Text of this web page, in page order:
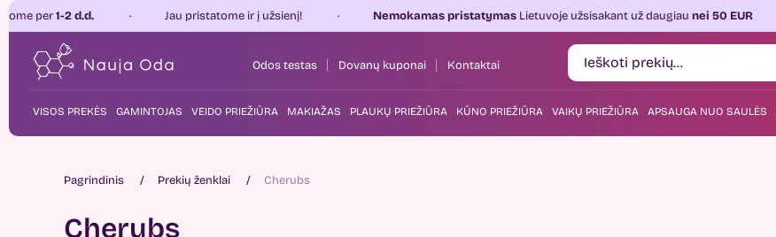
per 1-2 d.d. Jau pristatome ir į užsienį! Nemokamas pristatymasLietuvoje užsisakant už daugiaunei 50 EUR
Odos testas Dovanų kuponai Kontaktai
VISOS PREKĖS GAMINTOJAS VEIDO PRIEŽIŪRA MAKIAŽAS PLAUKŲ PRIEŽIŪRA KŪNO PRIEŽIŪRA VAIKŲ PRIEŽIŪRA APSAUGA NUO SAULĖS
Pagrindinis Prekių ženklai Cherubs
Cherubs